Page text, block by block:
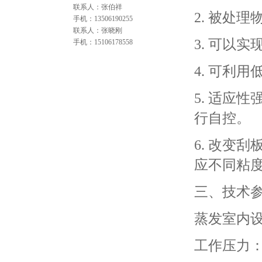
联系人：张伯祥
手机：13506190255
联系人：张晓刚
手机：15106178558
2. 被处理
3. 可以实
4. 可利用
5. 适应性
行自控。
6. 改变刮
应不同粘
三、技术
蒸发室内
工作压力